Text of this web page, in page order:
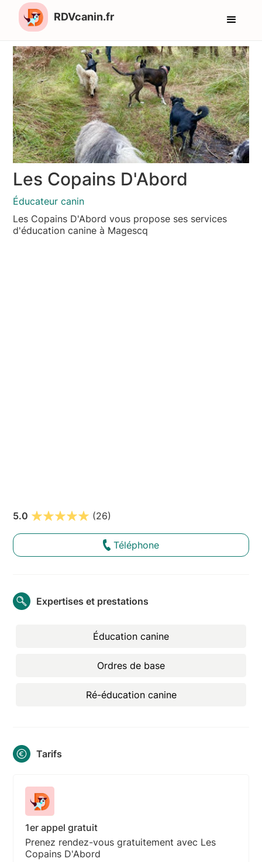
RDVcanin.fr
Les Copains D'Abord
Éducateur canin
Les Copains D'Abord vous propose ses services
d'éducation canine à Magescq
5.0 (26)
Téléphone
Expertises et prestations
Éducation canine
Ordres de base
Ré-éducation canine
Tarifs
1er appel gratuit
Prenez rendez-vous gratuitement avec Les
Copains D'Abord